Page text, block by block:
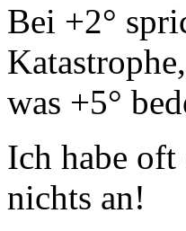
Bei +2°
was +5°
Ich habe
nichts an!